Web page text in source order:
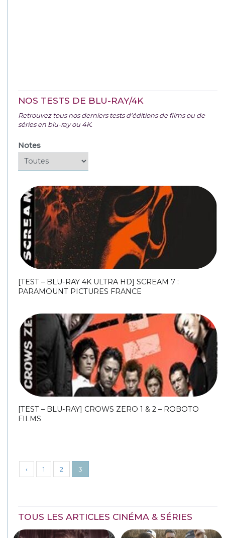
NOS TESTS DE BLU-RAY/4K
Retrouvez tous nos derniers tests d'éditions de films ou de
séries en blu-ray ou 4K.
Notes
[TEST – BLU-RAY 4K ULTRA HD] SCREAM 7 :
PARAMOUNT PICTURES FRANCE
[TEST – BLU-RAY] CROWS ZERO 1 & 2 – ROBOTO
FILMS
‹ 1 2 3
TOUS LES ARTICLES CINÉMA & SÉRIES